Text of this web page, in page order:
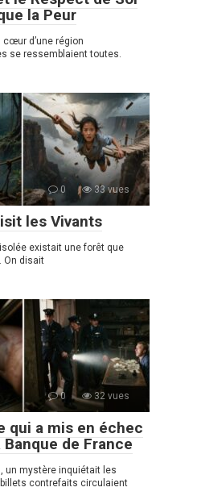
la Peur
d’une région
se ressemblaient toutes.
0 33 vues
les Vivants
existait une forêt que
On disait
0 32 vues
qui a mis en échec
de France
un mystère inquiétait les
contrefaits circulaient